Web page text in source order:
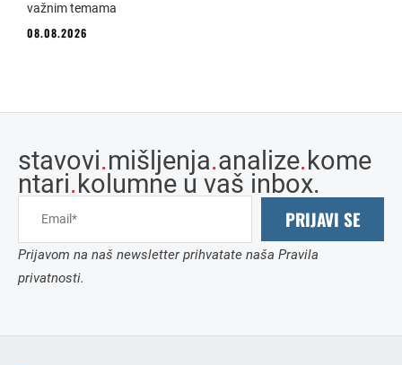
važnim temama
08.08.2026
stavovi.mišljenja.analize.kome
ntari.kolumne u vaš inbox.
PRIJAVI SE
Prijavom na naš newsletter prihvatate naša Pravila
privatnosti.